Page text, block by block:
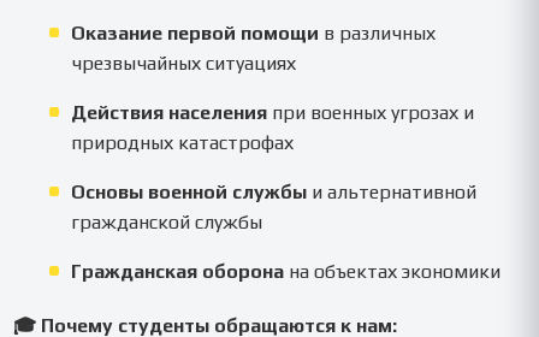
Оказание первой помощи в различных
чрезвычайных ситуациях
Действия населения при военных угрозах и
природных катастрофах
Основы военной службы и альтернативной
гражданской службы
Гражданская оборона на объектах экономики
🎓 Почему студенты обращаются к нам: